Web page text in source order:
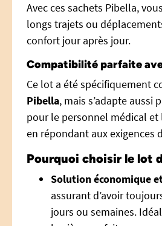
Avec ces sachets Pibella,
longs trajets ou
confort jour après jour.
Compatibilité parfaite
Ce lot a été spécifiquement
Pibella, mais s’adapte
pour le personnel médical
en répondant aux exigences
Pourquoi choisir le lot
Solution économique
assurant d’avoir
jours ou semaines.